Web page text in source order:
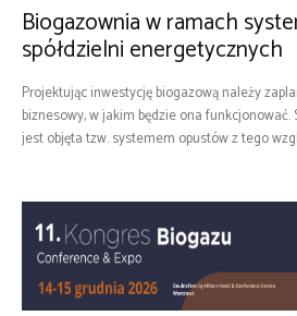
Biogazownia w ramach
spółdzielni energetycznych
Projektując inwestycję biogazową należy
biznesowy, w jakim będzie ona funkcjonować.
jest objęta tzw. systemem opustów z tego